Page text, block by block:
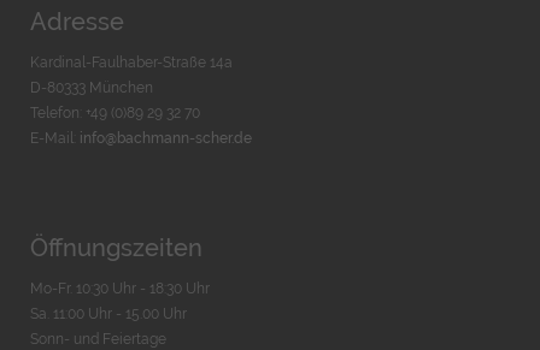
Adresse
Kardinal-Faulhaber-Straße 14a
D-80333 München
Telefon: +49 (0)89 29 32 70
E-Mail: info@bachmann-scher.de
Öffnungszeiten
Mo-Fr. 10:30 Uhr - 18:30 Uhr
Sa. 11:00 Uhr - 15.00 Uhr
Sonn- und Feiertage